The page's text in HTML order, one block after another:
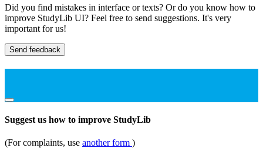
Did you find mistakes in interface or texts? Or do you know how to
improve StudyLib UI? Feel free to send suggestions. It's very
important for us!
Send feedback
Suggest us how to improve StudyLib
(For complaints, use another form )